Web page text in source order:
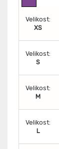
Velikost:
XS
Velikost:
S
Velikost:
M
Velikost:
L